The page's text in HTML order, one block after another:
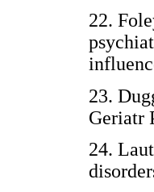
22.
23.
24.